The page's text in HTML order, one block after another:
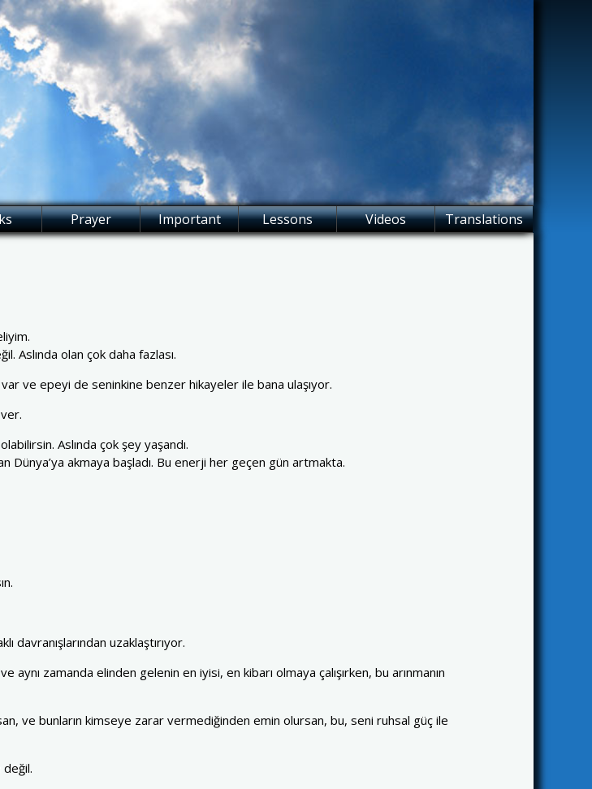
Prayer Important Lessons Videos Translations
Aslında olan çok daha fazlası.
ve epeyi de seninkine benzer hikayeler ile bana ulaşıyor.
Aslında çok şey yaşandı.
Dünya’ya akmaya başladı. Bu enerji her geçen gün artmakta.
davranışlarından uzaklaştırıyor.
zamanda elinden gelenin en iyisi, en kibarı olmaya çalışırken, bu arınmanın
ve bunların kimseye zarar vermediğinden emin olursan, bu, seni ruhsal güç ile
değil.